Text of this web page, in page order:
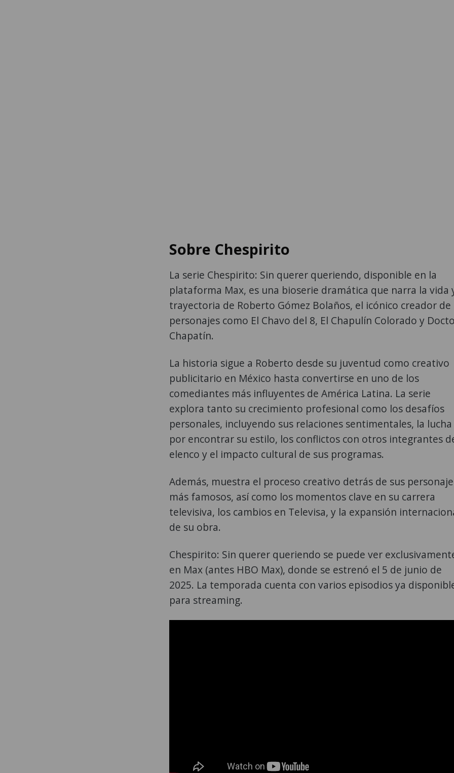
Sobre Chespirito
La serie Chespirito: Sin querer queriendo, disponible en la
plataforma Max, es una bioserie dramática que narra la vida
trayectoria de Roberto Gómez Bolaños, el icónico creador de
personajes como El Chavo del 8, El Chapulín Colorado y
Chapatín.
La historia sigue a Roberto desde su juventud como creativo
publicitario en México hasta convertirse en uno de los
comediantes más influyentes de América Latina. La serie
explora tanto su crecimiento profesional como los desafíos
personales, incluyendo sus relaciones sentimentales, la lucha
por encontrar su estilo, los conflictos con otros integrantes
elenco y el impacto cultural de sus programas.
Además, muestra el proceso creativo detrás de sus
más famosos, así como los momentos clave en su carrera
televisiva, los cambios en Televisa, y la expansión
de su obra.
Chespirito: Sin querer queriendo se puede ver
en Max (antes HBO Max), donde se estrenó el 5 de junio de
2025. La temporada cuenta con varios episodios ya
para streaming.